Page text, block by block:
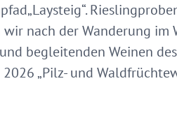
wir nach der Wanderung im
begleitenden Weinen des
„Pilz- und